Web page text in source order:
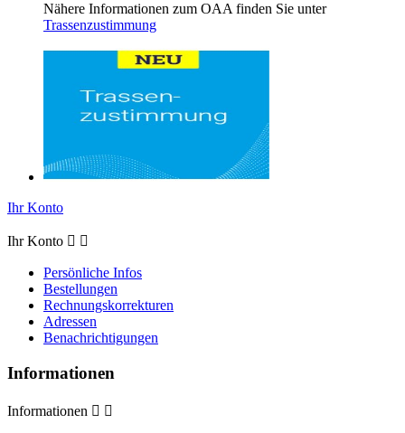
Nähere Informationen zum OAA finden Sie unter
Trassenzustimmung
Ihr Konto
Ihr Konto  
Persönliche Infos
Bestellungen
Rechnungskorrekturen
Adressen
Benachrichtigungen
Informationen
Informationen  